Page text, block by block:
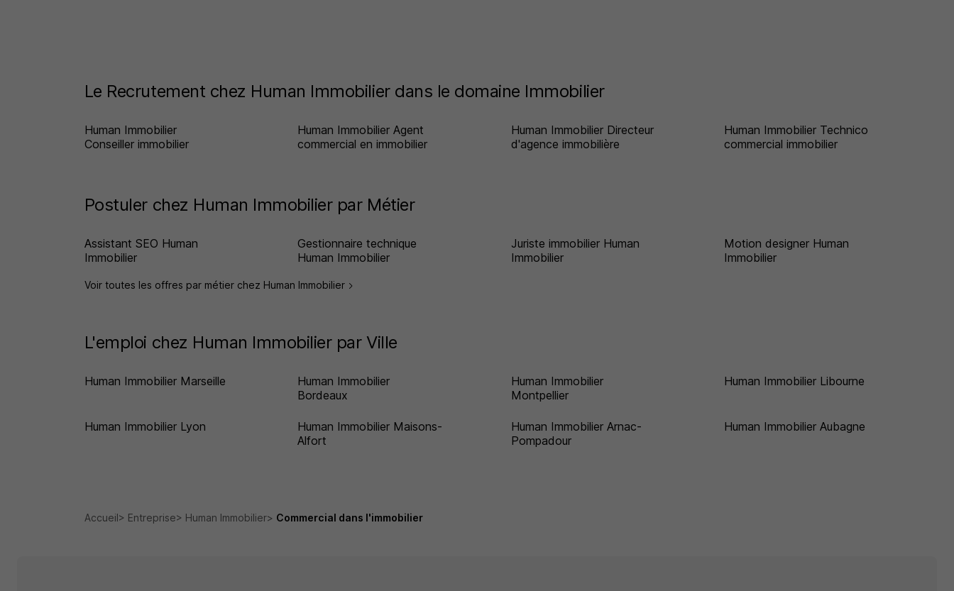
Le Recrutement chez Human Immobilier dans le domaine Immobilier
Human Immobilier
Conseiller immobilier
Human Immobilier Agent
commercial en immobilier
Human Immobilier Directeur
d'agence immobilière
Human Immobilier Technico
commercial immobilier
Postuler chez Human Immobilier par Métier
Assistant SEO Human
Immobilier
Gestionnaire technique
Human Immobilier
Juriste immobilier Human
Immobilier
Motion designer Human
Immobilier
Voir toutes les offres par métier chez Human Immobilier
L'emploi chez Human Immobilier par Ville
Human Immobilier Marseille
Human Immobilier
Bordeaux
Human Immobilier
Montpellier
Human Immobilier Libourne
Human Immobilier Lyon
Human Immobilier Maisons-
Alfort
Human Immobilier Arnac-
Pompadour
Human Immobilier Aubagne
Accueil Entreprise Human Immobilier Commercial dans l'immobilier